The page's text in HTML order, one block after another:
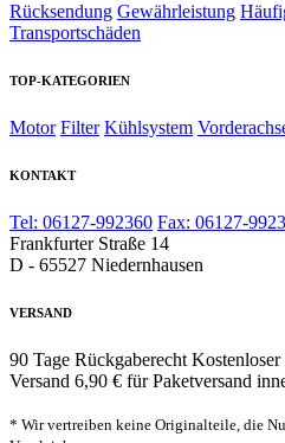
Rücksendung Gewährleistung
Transportschäden
TOP-KATEGORIEN
Motor Filter Kühlsystem
KONTAKT
Tel: 06127-992360 Fax: 06127-
Frankfurter Straße 14
D - 65527 Niedernhausen
VERSAND
90 Tage Rückgaberecht Kostenloser
Versand 6,90 € für Paketversand
* Wir vertreiben keine Originalteile, die